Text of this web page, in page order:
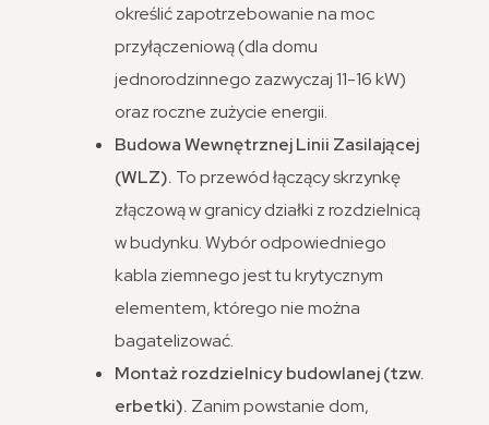
określić zapotrzebowanie na moc
przyłączeniową (dla domu
jednorodzinnego zazwyczaj 11-16 kW)
oraz roczne zużycie energii.
Budowa Wewnętrznej Linii Zasilającej
(WLZ). To przewód łączący skrzynkę
złączową w granicy działki z rozdzielnicą
w budynku. Wybór odpowiedniego
kabla ziemnego jest tu krytycznym
elementem, którego nie można
bagatelizować.
Montaż rozdzielnicy budowlanej (tzw.
erbetki). Zanim powstanie dom,